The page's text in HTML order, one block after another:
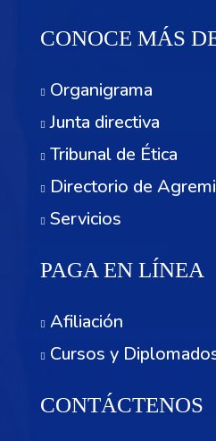
CONOCE MÁS
Organigrama
Junta directiva
Tribunal de Ética
Directorio de
Servicios
PAGA EN LÍNEA
Afiliación
Cursos y
CONTÁCTENOS